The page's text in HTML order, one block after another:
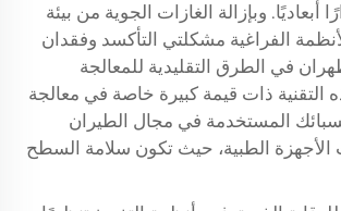
أبعاديًا. وبإزالة الغازات الجوية من بيئة
الفراغية مشكلتي التأكسد وفقدان
في الطرق التقليدية للمعالجة
التقنية ذات قيمة كبيرة خاصة في معالجة
المستخدمة في مجال الطيران
الأجهزة الطبية، حيث تكون سلامة السطح